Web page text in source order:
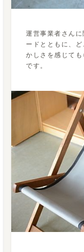
運営事業者さん
ードとともに、
かしさを感じて
です。